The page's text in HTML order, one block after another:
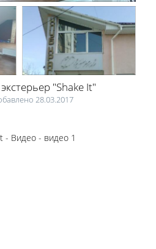
"Shake It"
28.03.2017